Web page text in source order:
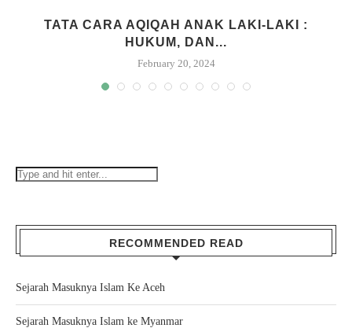
TATA CARA AQIQAH ANAK LAKI-LAKI :
HUKUM, DAN...
February 20, 2024
RECOMMENDED READ
Sejarah Masuknya Islam Ke Aceh
Sejarah Masuknya Islam ke Myanmar